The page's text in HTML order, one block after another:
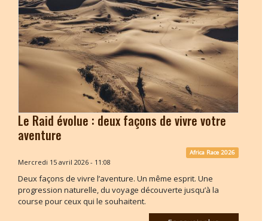
Le Raid évolue : deux façons de vivre votre
aventure
Africa Race 2026
Mercredi 15 avril 2026 - 11:08
Deux façons de vivre l’aventure. Un même esprit. Une
progression naturelle, du voyage découverte jusqu’à la
course pour ceux qui le souhaitent.